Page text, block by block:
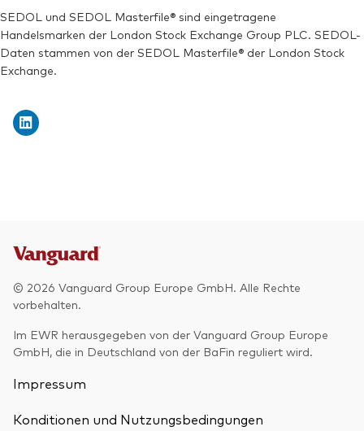
SEDOL und SEDOL Masterfile® sind eingetragene
Handelsmarken der London Stock Exchange Group PLC. SEDOL-
Daten stammen von der SEDOL Masterfile® der London Stock
Exchange.
© 2026 Vanguard Group Europe GmbH. Alle Rechte
vorbehalten.
Im EWR herausgegeben von der Vanguard Group Europe
GmbH, die in Deutschland von der BaFin reguliert wird.
Impressum
Konditionen und Nutzungsbedingungen